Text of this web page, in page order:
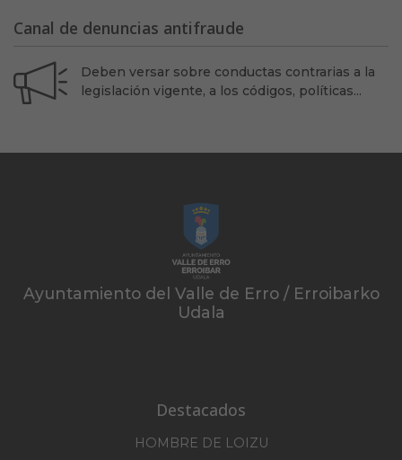
Canal de denuncias antifraude
Deben versar sobre conductas contrarias a la
legislación vigente, a los códigos, políticas...
Ayuntamiento del Valle de Erro / Erroibarko
Udala
Destacados
HOMBRE DE LOIZU